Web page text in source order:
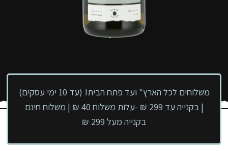
משלוחים לכל הארץ* ועד פתח הבית! (עד 10 ימי עסקים)
| בקנייה עד 299 ₪ -עלות משלוח 40 ₪ | משלוח חינם
בקנייה מעל 299 ₪